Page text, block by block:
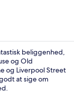
beliggenhed,
og Old
og Liverpool Street
at sige om